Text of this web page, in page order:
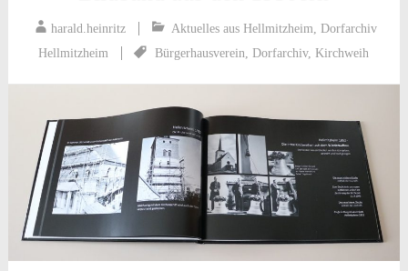
harald.heinritz Aktuelles aus Hellmitzheim, Dorfarchiv
Hellmitzheim
Bürgerhausverein,Dorfarchiv,Kirchweih